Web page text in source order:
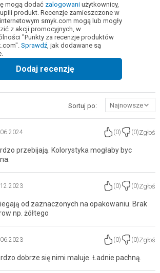
mogą dodać zalogowani użytkownicy,
produkt. Recenzje zamieszczone w
smyk.com mogą lub mogły
z akcji promocyjnych, w
"Punkty za recenzje produktów
Sprawdź, jak dodawane są
Dodaj recenzję
Sortuj po: Najnowsze
(0) (0)Zgłoś
przebijają. Kolorystyka mogłaby byc
(0) (0)Zgłoś
od zaznaczonych na opakowaniu. Brak
np. żółtego
(0) (0)Zgłoś
dobrze się nimi maluje. Ładnie pachną.